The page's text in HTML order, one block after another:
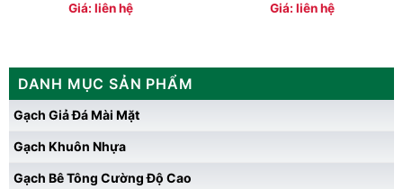
DANH MỤC SẢN PHẨM
Gạch Giả Đá Mài Mặt
Gạch Khuôn Nhựa
Gạch Bê Tông Cường Độ Cao
Giá: liên hệ Giá: liên hệ